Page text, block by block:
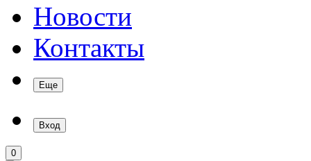
Новости
Контакты
Еще
Вход
0